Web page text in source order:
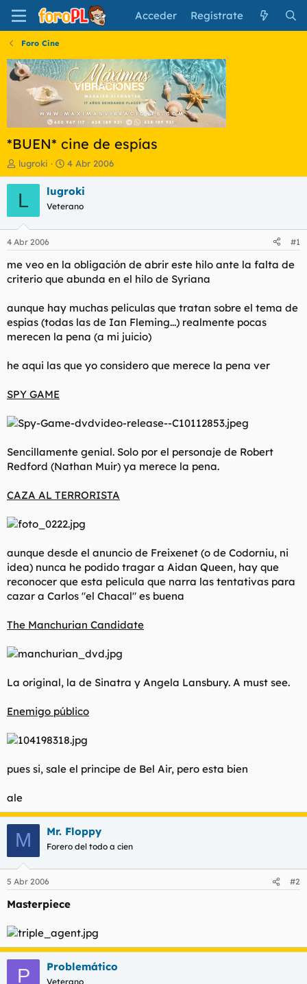
Acceder Regístrate
Foro Cine
*BUEN* cine de espías
I
n
i
a
d
o
r
d
e
t
e
m
lugroki
F
e
c
a
i
n
c
o
4 Abr 2006
L lugroki
Veterano
4 Abr 2006 #1
me veo en la obligación de abrir este hilo ante la falta de
criterio que abunda en el hilo de Syriana
aunque hay muchas peliculas que tratan sobre el tema de
espias (todas las de Ian Fleming...) realmente pocas
merecen la pena (a mi juicio)
he aqui las que yo considero que merece la pena ver
SPY GAME
Sencillamente genial. Solo por el personaje de Robert
Redford (Nathan Muir) ya merece la pena.
CAZA AL TERRORISTA
aunque desde el anuncio de Freixenet (o de Codorniu, ni
idea) nunca he podido tragar a Aidan Queen, hay que
reconocer que esta pelicula que narra las tentativas para
cazar a Carlos "el Chacal" es buena
The Manchurian Candidate
La original, la de Sinatra y Angela Lansbury. A must see.
Enemigo público
pues si, sale el principe de Bel Air, pero esta bien
ale
M Mr. Floppy
Forero del todo a cien
5 Abr 2006 #2
Masterpiece
P Problemático
Veterano